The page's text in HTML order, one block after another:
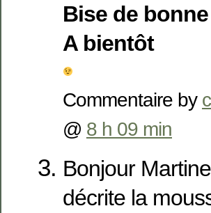
Bise de
A bientôt
Commentaire by
@ 8 h 09 min
Bonjour
décrite la